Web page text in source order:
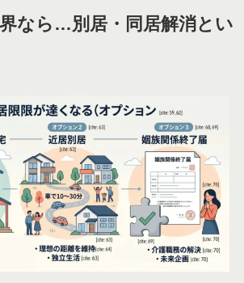
なら…別居・同居解消とい